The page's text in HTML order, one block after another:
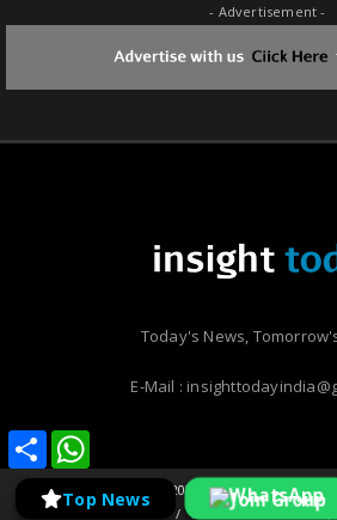
Share
Share
- Advertisement -
Top News Join Group
Today's News,
E-Mail :
Copyright ©
2026 | Insight Today |
About Us Privacy